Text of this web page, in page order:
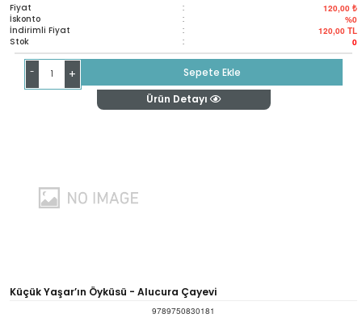
Fiyat : 120,00 ₺
İskonto : %0
İndirimli Fiyat : 120,00 TL
Stok : 0
- +
Sepete Ekle
Ürün Detayı
Küçük Yaşar’ın Öyküsü - Alucura Çayevi
9789750830181